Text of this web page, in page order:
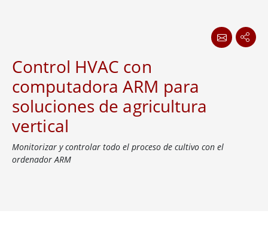
Control HVAC con
computadora ARM para
soluciones de agricultura
vertical
Monitorizar y controlar todo el proceso de cultivo con el
ordenador ARM